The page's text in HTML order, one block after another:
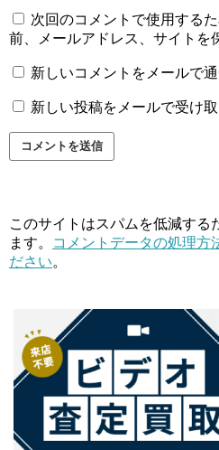
次回のコメントで使用する
前、メールアドレス、サイトを
新しいコメントをメールで
新しい投稿をメールで受け
このサイトはスパムを低減する
ます。
コメントデータの処理方
ださい。